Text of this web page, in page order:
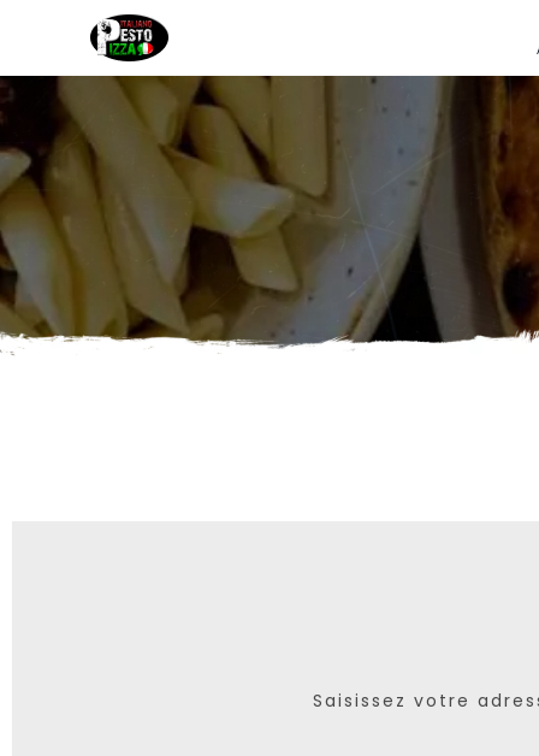
Saisissez votre